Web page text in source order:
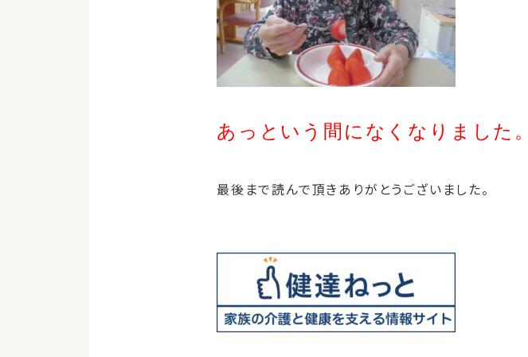
あっという間になくなりました。
最後まで読んで頂きありがとうございました。